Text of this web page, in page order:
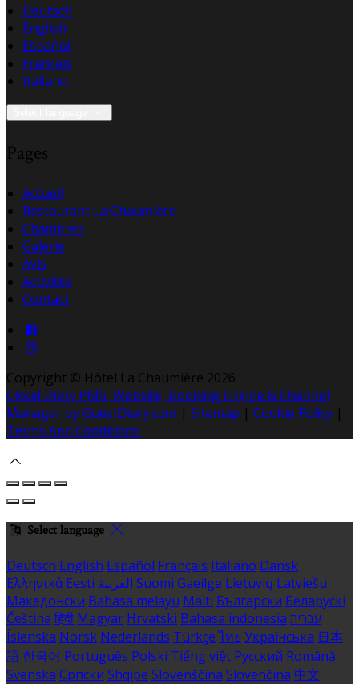
Deutsch
English
Español
Français
Italiano
Pages
Accueil
Restaurant La Chaumière
Chambres
Galerie
Avis
Activités
Contact
Copyright © Hôtel La Chaumière 2026
Cloud Diary PMS, Website, Booking Engine & Channel
Manager by GuestDiary.com | Sitemap | Cookie Policy |
Terms And Conditions
Select language
Deutsch English Español Français Italiano Dansk
Ελληνικά Eesti العربية Suomi Gaeilge Lietuvių Latviešu
Македонски Bahasa melayu Malti Български Беларускі
Čeština हिंदी Magyar Hrvatski Bahasa indonesia עברית
Íslenska Norsk Nederlands Türkçe ไทย Українська 日本
語 한국어 Português Polski Tiếng việt Русский Română
Svenska Српски Shqipe Slovenščina Slovenčina 中文